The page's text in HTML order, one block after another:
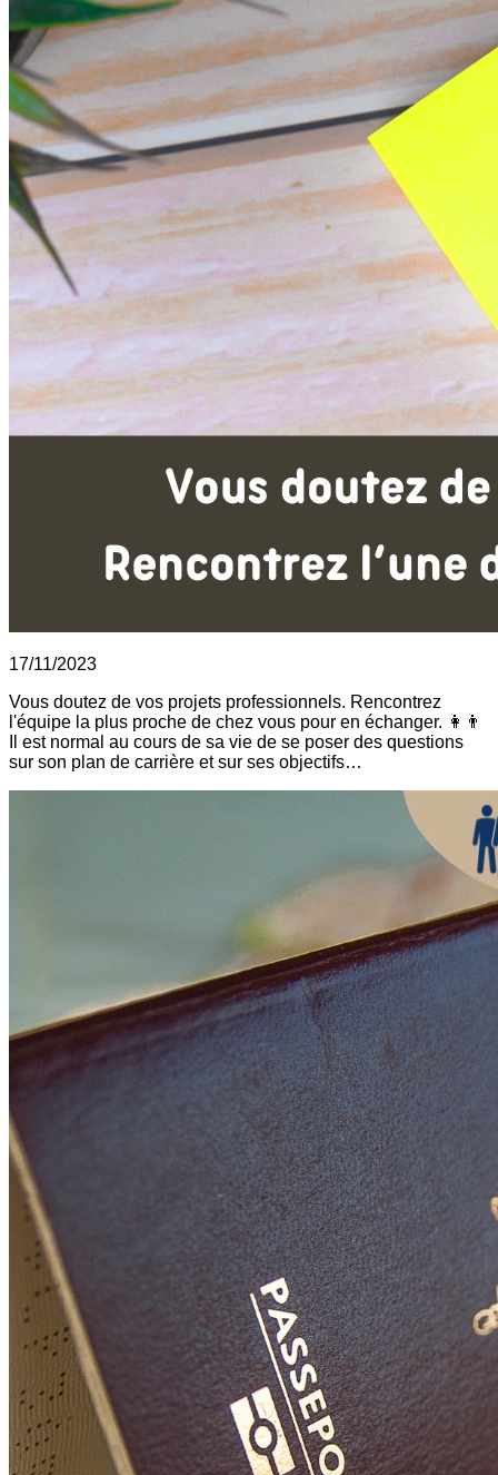
17/11/2023
Vous doutez de vos projets professionnels. Rencontrez
l'équipe la plus proche de chez vous pour en échanger. 👩👨
Il est normal au cours de sa vie de se poser des questions
sur son plan de carrière et sur ses objectifs…